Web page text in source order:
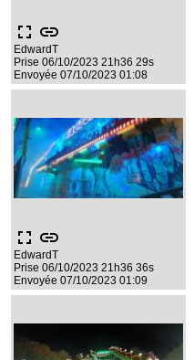
fullscreen link
EdwardT
Prise 06/10/2023 21h36 29s
Envoyée 07/10/2023 01:08
fullscreen link
EdwardT
Prise 06/10/2023 21h36 36s
Envoyée 07/10/2023 01:09